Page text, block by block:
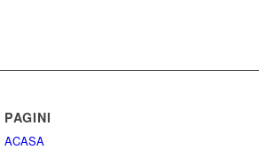
PAGINI
ACASA